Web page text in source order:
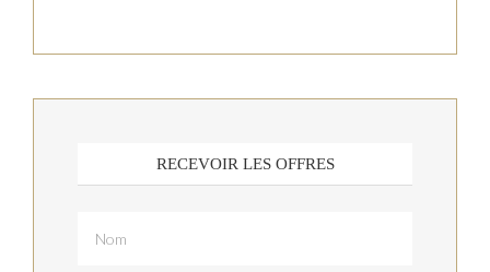
RECEVOIR LES OFFRES